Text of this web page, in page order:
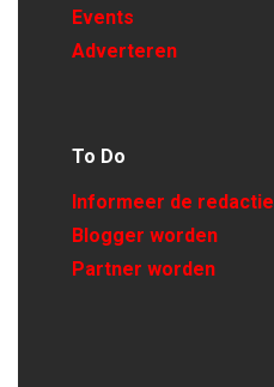
Events
Adverteren
To Do
Informeer de redactie
Blogger worden
Partner worden